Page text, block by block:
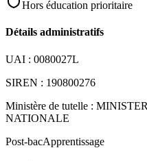
Hors éducation prioritaire
Détails administratifs
UAI : 0080027L
SIREN : 190800276
Ministère de tutelle :
NATIONALE
Post-bacApprentissage